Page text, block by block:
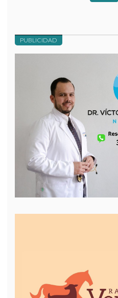
PUBLICIDAD